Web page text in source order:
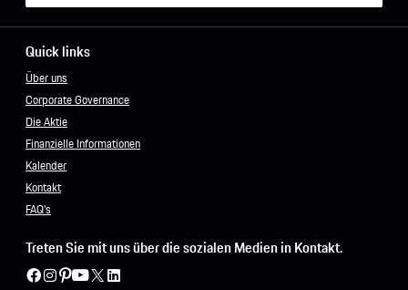
Quick links
Über uns
Corporate Governance
Die Aktie
Finanzielle Informationen
Kalender
Kontakt
FAQ's
Treten Sie mit uns über die sozialen Medien in Kontakt.